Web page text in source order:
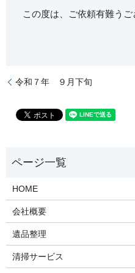
この度は、ご依頼有難うご
令和７年 ９月下旬
HOME
会社概要
遺品整理
清掃サービス